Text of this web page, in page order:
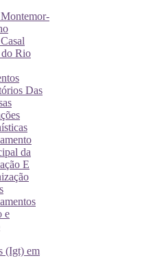
Rio
Das
da
E
e
(Igt) em